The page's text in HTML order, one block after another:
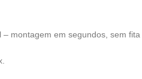
montagem em segundos, sem fita